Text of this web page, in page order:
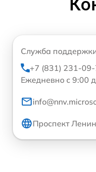
Служба
+7 (831) 231-
Ежедневно с 9:00
Проспект